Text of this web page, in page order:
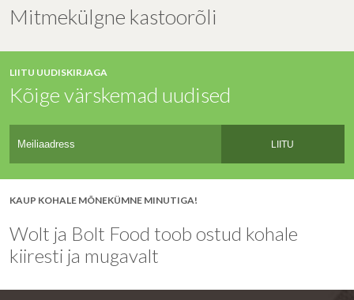
Mitmekülgne kastoorõli
LIITU UUDISKIRJAGA
Kõige värskemad uudised
LIITU
KAUP KOHALE MÕNEKÜMNE MINUTIGA!
Wolt ja Bolt Food toob ostud kohale
kiiresti ja mugavalt